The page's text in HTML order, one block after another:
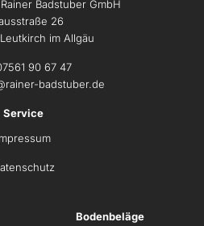
Badstuber GmbH
26
im Allgäu
90 67 47
badstuber.de
Service
Bodenbeläge